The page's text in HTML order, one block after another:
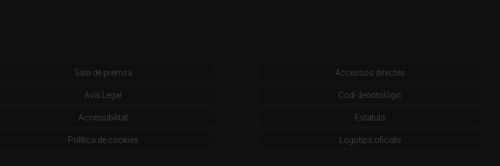
Sala de premsa
Avís Legal
Accessibilitat
Política de cookies
Accessos directes
Codi deontològic
Estatuts
Logotips oficials